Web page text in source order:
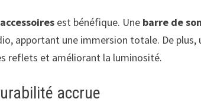
accessoires est bénéfique. Une barre de son
apportant une immersion totale. De
reflets et améliorant la luminosité.
accrue